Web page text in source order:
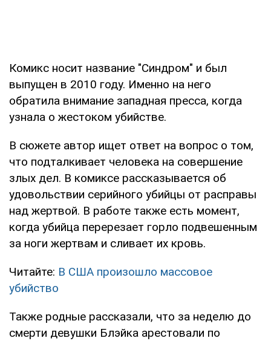
Комикс носит название "Синдром" и был
выпущен в 2010 году. Именно на него
обратила внимание западная пресса, когда
узнала о жестоком убийстве.
В сюжете автор ищет ответ на вопрос о том,
что подталкивает человека на совершение
злых дел. В комиксе рассказывается об
удовольствии серийного убийцы от расправы
над жертвой. В работе также есть момент,
когда убийца перерезает горло подвешенным
за ноги жертвам и сливает их кровь.
Читайте: В США произошло массовое
убийство
Также родные рассказали, что за неделю до
смерти девушки Блэйка арестовали по